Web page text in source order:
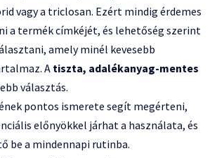
vagy a triclosan. Ezért mindig érdemes
a termék címkéjét, és lehetőség szerint
amely minél kevesebb
Atiszta, adalékanyag-mentes
választás.
pontos ismerete segít megérteni,
előnyökkel járhat a használata, és
be a mindennapi rutinba.